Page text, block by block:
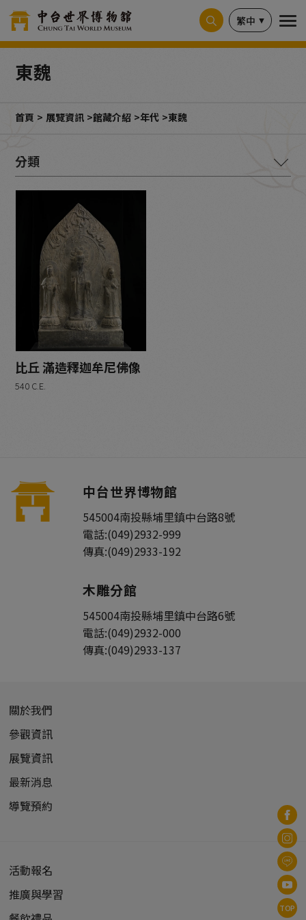
繁中
東魏
首頁 展覽資訊 館藏介紹 年代 東魏
材質
紙本墨書 (3)
石灰岩 (4)
頁岩 (1)
黃紙墨書 (1)
布 (1)
銅鎏金 (1)
絹本設色 (1)
砂岩 (0)
紙本拓片 (5)
紙本水墨 (0)
墨寶 (0)
瓷 (1)
民國 (0)
犍陀羅 (1)
北魏 (2)
北齊 (4)
遼代 (2)
清代 (3)
比丘 滿造釋迦牟尼佛像
540 C.E.
中台世界博物館
545004南投縣埔里鎮中台路8號
電話:(049)2932-999
傳真:(049)2933-192
木雕分館
545004南投縣埔里鎮中台路6號
電話:(049)2932-000
傳真:(049)2933-137
關於我們
參觀資訊
展覽資訊
最新消息
導覽預約
活動報名
推廣與學習
TOP
Cookie管理面板